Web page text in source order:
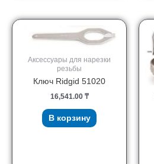
Аксессуары для нарезки
резьбы
Ключ Ridgid 51020
16,541.00 ₸
В корзину